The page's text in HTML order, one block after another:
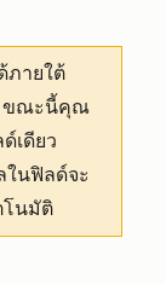
ภายใต้
ขณะนี้คุณ
เดียว
ในฟิลด์จะ
โนมัติ